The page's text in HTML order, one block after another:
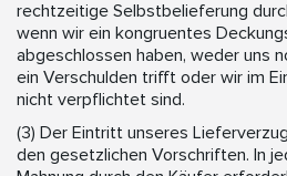
rechtzeitige Selbstbelieferung
wenn wir ein kongruentes
abgeschlossen haben, weder uns
ein Verschulden trifft oder wir im
nicht verpflichtet sind.
(3) Der Eintritt unseres
den gesetzlichen Vorschriften. In